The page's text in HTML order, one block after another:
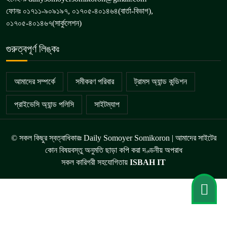
ফোনঃ ০১৭১১-৯০৯১৯৭, ০১৭০৫-৪০১৪৬৪(বার্তা-বিভাগ),
০১৭০৫-৪০১৪৬৭(সার্কুলেশন)
গুরুত্বপূর্ণ লিঙ্কঃ
আমাদের সম্পর্কে সমীকরণ পরিবার ট্রামস অ্যান্ড কন্ডিশন
প্রাইভেসি অ্যান্ড পলিসি সাইটম্যাপ
© সকল কিছুর স্বত্বাধিকারঃ Daily Somoyer Somikoron | আমাদের সাইটের
কোন বিষয়বস্তু অনুমতি ছাড়া কপি করা দণ্ডনীয় অপরাধ
সকল কারিগরী সহযোগিতায় ISBAH IT